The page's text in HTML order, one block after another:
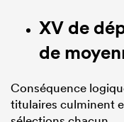
XV de
de
Conséquence
titulaires culminent